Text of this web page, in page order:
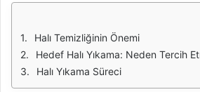
Halı Temizliğinin Önemi
Hedef Halı Yıkama: Neden Tercih
Halı Yıkama Süreci